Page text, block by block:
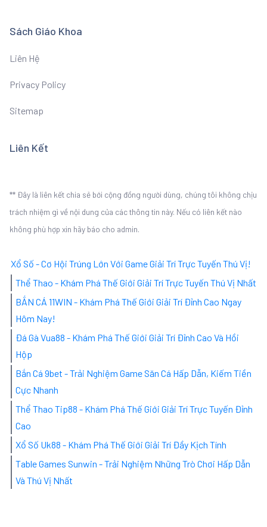
Sách Giáo Khoa
Liên Hệ
Privacy Policy
Sitemap
Liên Kết
** Đây là liên kết chia sẻ bới cộng đồng người dùng, chúng tôi không chịu
trách nhiệm gì về nội dung của các thông tin này. Nếu có liên kết nào
không phù hợp xin hãy báo cho admin.
Xổ Số - Cơ Hội Trúng Lớn Với Game Giải Trí Trực Tuyến Thú Vị!
Thể Thao - Khám Phá Thế Giới Giải Trí Trực Tuyến Thú Vị Nhất
BẮN CÁ 11WIN - Khám Phá Thế Giới Giải Trí Đỉnh Cao Ngay
Hôm Nay!
Đá Gà Vua88 - Khám Phá Thế Giới Giải Trí Đỉnh Cao Và Hồi
Hộp
Bắn Cá 9bet - Trải Nghiệm Game Săn Cá Hấp Dẫn, Kiếm Tiền
Cực Nhanh
Thể Thao Tip88 - Khám Phá Thế Giới Giải Trí Trực Tuyến Đỉnh
Cao
Xổ Số Uk88 - Khám Phá Thế Giới Giải Trí Đầy Kịch Tính
Table Games Sunwin - Trải Nghiệm Những Trò Chơi Hấp Dẫn
Và Thú Vị Nhất